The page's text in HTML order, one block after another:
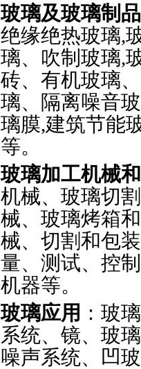
玻璃及玻璃
绝缘绝热玻璃,
璃、吹制玻璃,
砖、有机玻璃
璃、隔离噪音
璃膜,建筑节能
等。
玻璃加工机械
机械、玻璃切
械、玻璃烤箱
械、切割和包
量、测试、控
机器等。
玻璃应用 ：玻
系统、镜、玻
噪声系统、凹